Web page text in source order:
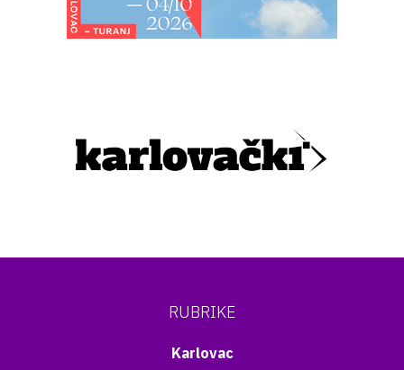
RUBRIKE
Karlovac